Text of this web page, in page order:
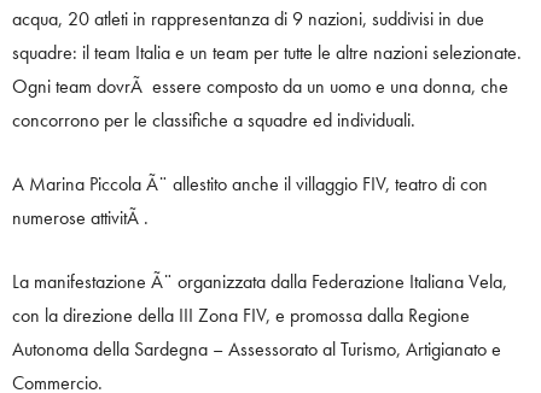
acqua, 20 atleti in rappresentanza di 9 nazioni, suddivisi in due
squadre: il team Italia e un team per tutte le altre nazioni selezionate.
Ogni team dovrÃ essere composto da un uomo e una donna, che
concorrono per le classifiche a squadre ed individuali.
A Marina Piccola Ã¨ allestito anche il villaggio FIV, teatro di con
numerose attivitÃ .
La manifestazione Ã¨ organizzata dalla Federazione Italiana Vela,
con la direzione della III Zona FIV, e promossa dalla Regione
Autonoma della Sardegna – Assessorato al Turismo, Artigianato e
Commercio.